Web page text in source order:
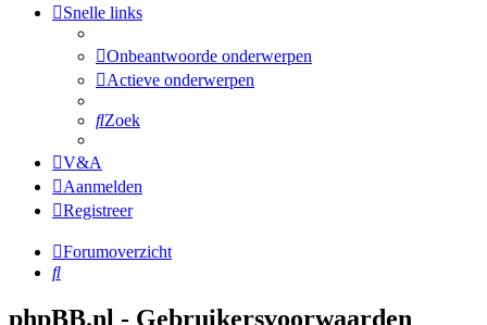
Snelle links
Onbeantwoorde onderwerpen
Actieve onderwerpen
Zoek
V&A
Aanmelden
Registreer
Forumoverzicht
Zoek
phpBB.nl - Gebruikersvoorwaarden